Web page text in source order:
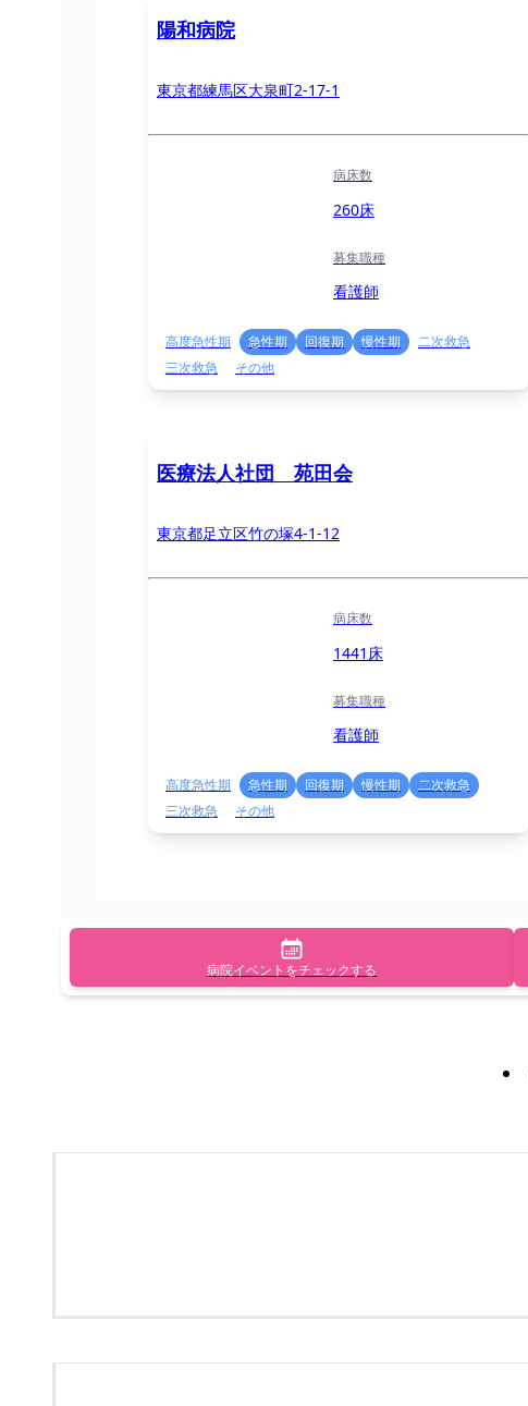
陽和病院
東京都練馬区大泉町2-17-1
病床数
260床
募集職種
看護師
高度急性期 急性期 回復期 慢性期
二次救急
三次救急
その他
医療法人社団 苑田会
東京都足立区竹の塚4-1-12
病床数
1441床
募集職種
看護師
高度急性期 急性期 回復期 慢性期
二次救急
三次救急
その他
病院イベントをチェックする